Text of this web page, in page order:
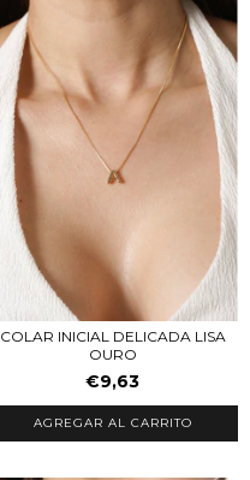
COLAR INICIAL DELICADA LISA
OURO
€9,63
AGREGAR AL CARRITO